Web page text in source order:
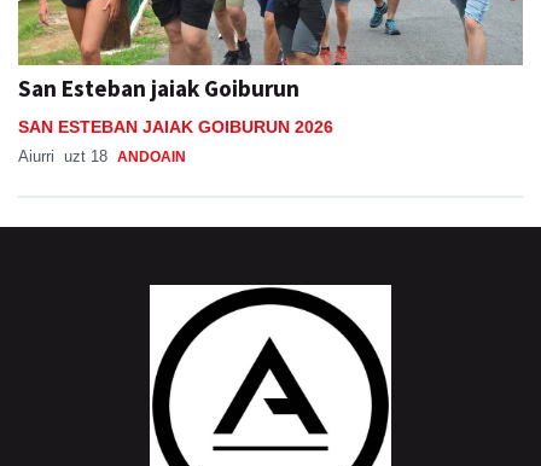
San Esteban jaiak Goiburun
SAN ESTEBAN JAIAK GOIBURUN 2026
Aiurri uzt 18 ANDOAIN